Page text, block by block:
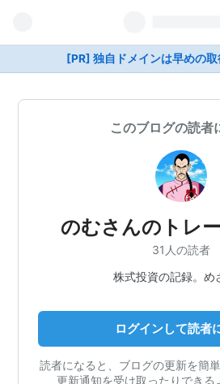
[PR] 独自ドメインは早めの取
このブログの読者
のむさんのトレ
31人の読者
株式投資の記録。め
ログインして読者
読者になると、ブログの更新を簡
更新通知を受け取ったりできる